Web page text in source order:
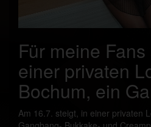
Für meine
einer privaten
Bochum, ein
Am 16.7. steigt, in einer privaten